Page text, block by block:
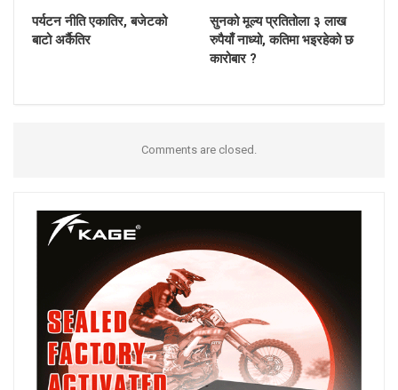
पर्यटन नीति एकातिर, बजेटको
बाटो अर्कैतिर
सुनको मूल्य प्रतितोला ३ लाख
रुपैयाँ नाध्यो, कतिमा भइरहेको छ
कारोबार ?
Comments are closed.